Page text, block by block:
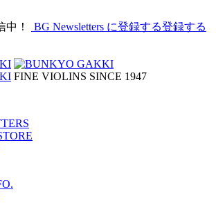
中！
BG Newsletters に登録する登録する
FINE VIOLINS SINCE 1947